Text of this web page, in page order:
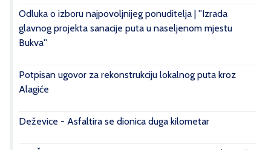
Odluka o izboru najpovoljnijeg ponuditelja | ''Izrada
glavnog projekta sanacije puta u naseljenom mjestu
Bukva''
Potpisan ugovor za rekonstrukciju lokalnog puta kroz
Alagiće
Deževice - Asfaltira se dionica duga kilometar